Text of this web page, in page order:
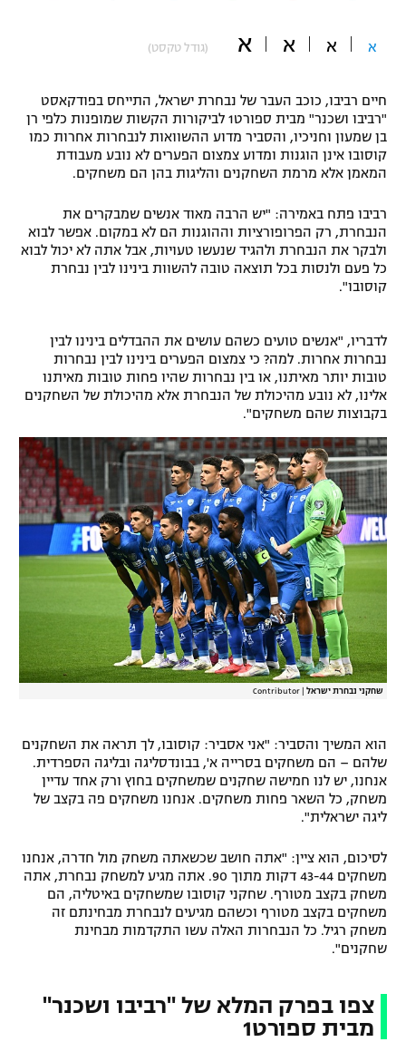
משתתפים וזוכים בפרסים
תקנון משתתפים וזוכים בפרסים
תקנון עבור פעילות אלקטרה
תקנון עבור פעילות ספורט 1 – "מרלן"
גיימינג E-Sports
מדיניות פרטיות
רשיון להקרנה פומבית לבית עסק
הצטרפות לחבילת הערוצים
לוח דרושים – ג'ובנט
תגיות
המגזין
כדורמים
בייסבול MLB
ספורט אתגרי ואקסטרים
אומנויות לחימה
גיימינג E-Sports
א א א א (גודל טקסט)
חיים רביבו, כוכב העבר של נבחרת ישראל, התייחס בפודקאסט
"רביבו ושכנר" מבית ספורט1 לביקורות הקשות שמופנות כלפי רן
בן שמעון וחניכיו, והסביר מדוע ההשוואות לנבחרות אחרות כמו
קוסובו אינן הוגנות ומדוע צמצום הפערים לא נובע מעבודת
המאמן אלא מרמת השחקנים והליגות בהן הם משחקים.
רביבו פתח באמירה: "יש הרבה מאוד אנשים שמבקרים את
הנבחרת, רק הפרופורציות וההוגנות הם לא במקום. אפשר לבוא
ולבקר את הנבחרת ולהגיד שנעשו טעויות, אבל אתה לא יכול לבוא
כל פעם ולנסות בכל תוצאה טובה להשוות בינינו לבין נבחרת
קוסובו".
לדבריו, "אנשים טועים כשהם עושים את ההבדלים בינינו לבין
נבחרות אחרות. למה? כי צמצום הפערים בינינו לבין נבחרות
טובות יותר מאיתנו, או בין נבחרות שהיו פחות טובות מאיתנו
אלינו, לא נובע מהיכולת של הנבחרת אלא מהיכולת של השחקנים
בקבוצות שהם משחקים".
שחקני נבחרת ישראל Contributor
הוא המשיך והסביר: "אני אסביר: קוסובו, לך תראה את השחקנים
שלהם – הם משחקים בסרייה א', בבונדסליגה ובליגה הספרדית.
אנחנו, יש לנו חמישה שחקנים שמשחקים בחוץ ורק אחד עדיין
משחק, כל השאר פחות משחקים. אנחנו משחקים פה בקצב של
ליגה ישראלית".
לסיכום, הוא ציין: "אתה חושב שכשאתה משחק מול חדרה, אנחנו
משחקים 43-44 דקות מתוך 90. אתה מגיע למשחק נבחרת, אתה
משחק בקצב מטורף. שחקני קוסובו שמשחקים באיטליה, הם
משחקים בקצב מטורף וכשהם מגיעים לנבחרת מבחינתם זה
משחק רגיל. כל הנבחרות האלה עשו התקדמות מבחינת
שחקנים".
צפו בפרק המלא של "רביבו ושכנר"
מבית ספורט1